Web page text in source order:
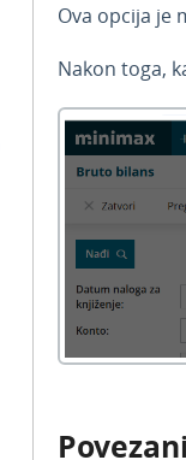
Ova opcija je
Nakon toga,